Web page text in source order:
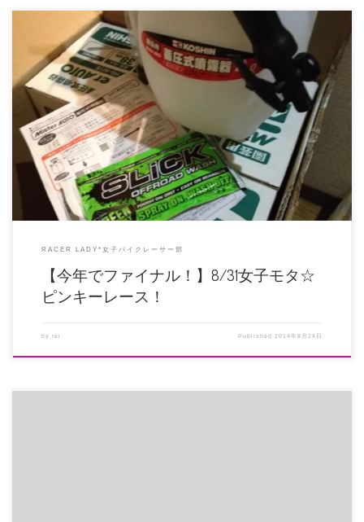
女子だけのモタードレース 今年はmotaGPで開催！！ 日本でいちばん賞品が
豪華なレースと豪語してお […]
RACER LADY*女子バイクレーサー部
【今年でファイナル！】8/31女子モタ☆
ピンキーレース！
by rei Published2014年8月24日